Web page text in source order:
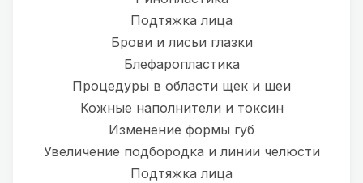
Подтяжка лица
Брови и лисьи глазки
Блефаропластика
Процедуры в области щек и шеи
Кожные наполнители и токсин
Изменение формы губ
Увеличение подбородка и линии челюсти
Подтяжка лица